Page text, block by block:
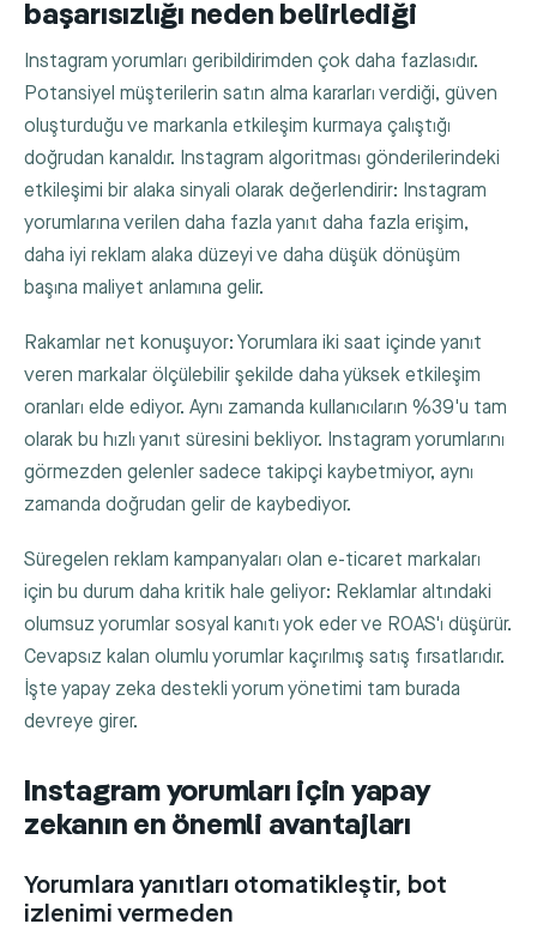
başarısızlığı neden belirlediği
Instagram yorumları geribildirimden çok daha fazlasıdır.
Potansiyel müşterilerin satın alma kararları verdiği, güven
oluşturduğu ve markanla etkileşim kurmaya çalıştığı
doğrudan kanaldır. Instagram algoritması gönderilerindeki
etkileşimi bir alaka sinyali olarak değerlendirir: Instagram
yorumlarına verilen daha fazla yanıt daha fazla erişim,
daha iyi reklam alaka düzeyi ve daha düşük dönüşüm
başına maliyet anlamına gelir.
Rakamlar net konuşuyor: Yorumlara iki saat içinde yanıt
veren markalar ölçülebilir şekilde daha yüksek etkileşim
oranları elde ediyor. Aynı zamanda kullanıcıların %39'u tam
olarak bu hızlı yanıt süresini bekliyor. Instagram yorumlarını
görmezden gelenler sadece takipçi kaybetmiyor, aynı
zamanda doğrudan gelir de kaybediyor.
Süregelen reklam kampanyaları olan e-ticaret markaları
için bu durum daha kritik hale geliyor: Reklamlar altındaki
olumsuz yorumlar sosyal kanıtı yok eder ve ROAS'ı düşürür.
Cevapsız kalan olumlu yorumlar kaçırılmış satış fırsatlarıdır.
İşte yapay zeka destekli yorum yönetimi tam burada
devreye girer.
Instagram yorumları için yapay
zekanın en önemli avantajları
Yorumlara yanıtları otomatikleştir, bot
izlenimi vermeden